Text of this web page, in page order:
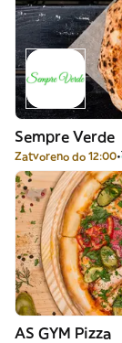
Sempre Verde
Zatvoreno do 12:00
AS GYM Pizza